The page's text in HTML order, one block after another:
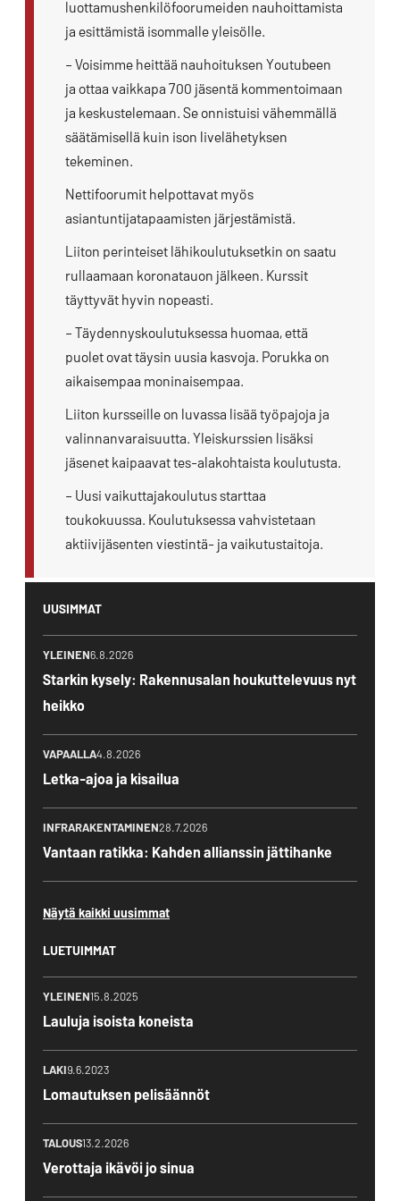
luottamushenkilöfoorumeiden nauhoittamista
ja esittämistä isommalle yleisölle.
– Voisimme heittää nauhoituksen Youtubeen
ja ottaa vaikkapa 700 jäsentä kommentoimaan
ja keskustelemaan. Se onnistuisi vähemmällä
säätämisellä kuin ison livelähetyksen
tekeminen.
Nettifoorumit helpottavat myös
asiantuntijatapaamisten järjestämistä.
Liiton perinteiset lähikoulutuksetkin on saatu
rullaamaan koronatauon jälkeen. Kurssit
täyttyvät hyvin nopeasti.
– Täydennyskoulutuksessa huomaa, että
puolet ovat täysin uusia kasvoja. Porukka on
aikaisempaa moninaisempaa.
Liiton kursseille on luvassa lisää työpajoja ja
valinnanvaraisuutta. Yleiskurssien lisäksi
jäsenet kaipaavat tes-alakohtaista koulutusta.
– Uusi vaikuttajakoulutus starttaa
toukokuussa. Koulutuksessa vahvistetaan
aktiivijäsenten viestintä- ja vaikutustaitoja.
UUSIMMAT
YLEINEN6.8.2026
Starkin kysely: Rakennusalan houkuttelevuus nyt
heikko
VAPAALLA4.8.2026
Letka-ajoa ja kisailua
INFRARAKENTAMINEN28.7.2026
Vantaan ratikka: Kahden allianssin jättihanke
Näytä kaikki uusimmat
LUETUIMMAT
YLEINEN15.8.2025
Lauluja isoista koneista
LAKI9.6.2023
Lomautuksen pelisäännöt
TALOUS13.2.2026
Verottaja ikävöi jo sinua